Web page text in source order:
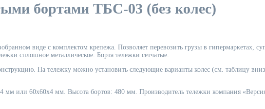
бортами ТБС-03 (без колес)
виде с комплектом крепежа. Позволяет перевозить грузы в гипермаркетах,
сплошное металлическое. Борта тележки сетчатые.
На тележку можно установить следующие варианты колес (см. таблицу
мм или 60х60х4 мм. Высота бортов: 480 мм. Производитель тележки компания